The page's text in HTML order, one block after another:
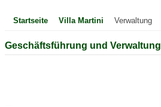
Startseite Villa Martini Verwaltung
Geschäftsführung und Verwaltung